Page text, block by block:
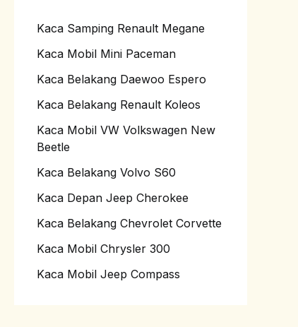
Kaca Samping Renault Megane
Kaca Mobil Mini Paceman
Kaca Belakang Daewoo Espero
Kaca Belakang Renault Koleos
Kaca Mobil VW Volkswagen New
Beetle
Kaca Belakang Volvo S60
Kaca Depan Jeep Cherokee
Kaca Belakang Chevrolet Corvette
Kaca Mobil Chrysler 300
Kaca Mobil Jeep Compass